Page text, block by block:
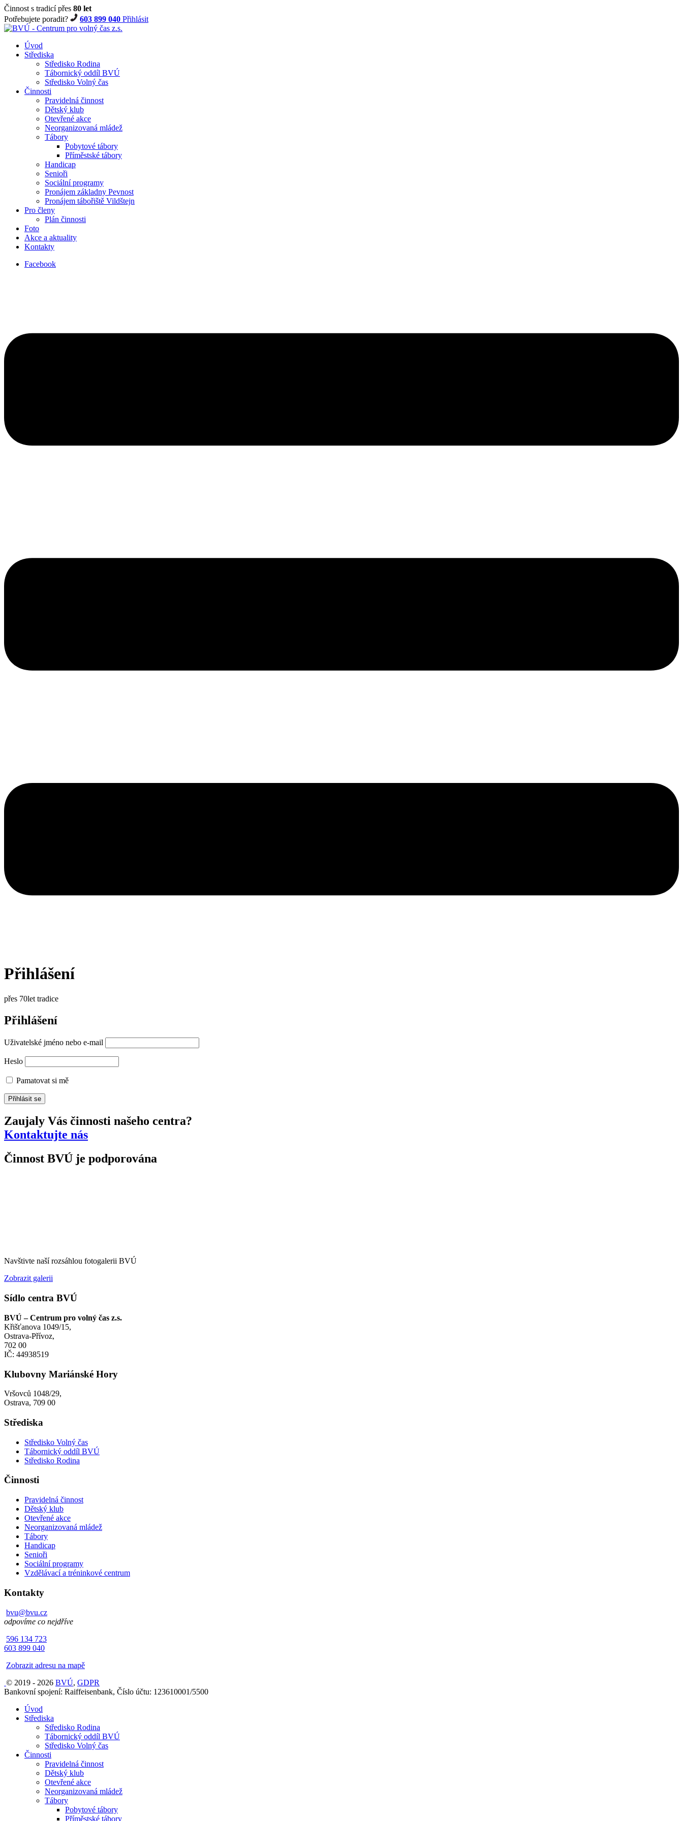
Činnost s tradicí přes 80 let
Potřebujete poradit?
603 899 040 Přihlásit
Úvod
Střediska
Středisko Rodina
Tábornický oddíl BVÚ
Středisko Volný čas
Činnosti
Pravidelná činnost
Dětský klub
Otevřené akce
Neorganizovaná mládež
Tábory
Pobytové tábory
Příměstské tábory
Handicap
Senioři
Sociální programy
Pronájem základny Pevnost
Pronájem tábořiště Vildštejn
Pro členy
Plán činnosti
Foto
Akce a aktuality
Kontakty
Facebook
Přihlášení
přes 70let tradice
Přihlášení
Uživatelské jméno nebo e-mail
Heslo
Pamatovat si mě
Zaujaly Vás činnosti našeho centra?
Kontaktujte nás
Činnost BVÚ je podporována
Navštivte naší rozsáhlou fotogalerii BVÚ
Zobrazit galerii
Sídlo centra BVÚ
BVÚ – Centrum pro volný čas z.s.
Křišťanova 1049/15,
Ostrava-Přívoz,
702 00
IČ: 44938519
Klubovny Mariánské Hory
Vršovců 1048/29,
Ostrava, 709 00
Střediska
Středisko Volný čas
Tábornický oddíl BVÚ
Středisko Rodina
Činnosti
Pravidelná činnost
Dětský klub
Otevřené akce
Neorganizovaná mládež
Tábory
Handicap
Senioři
Sociální programy
Vzdělávací a tréninkové centrum
Kontakty
bvu@bvu.cz
odpovíme co nejdříve
596 134 723
603 899 040
Zobrazit adresu na mapě
© 2019 - 2026 BVÚ, GDPR
Bankovní spojení: Raiffeisenbank, Číslo účtu: 123610001/5500
Úvod
Střediska
Středisko Rodina
Tábornický oddíl BVÚ
Středisko Volný čas
Činnosti
Pravidelná činnost
Dětský klub
Otevřené akce
Neorganizovaná mládež
Tábory
Pobytové tábory
Příměstské tábory